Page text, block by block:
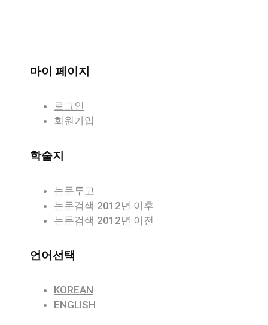
마이 페이지
로그인
회원가입
학술지
논문투고
논문검색 2012년 이후
논문검색 2012년 이전
언어선택
KOREAN
ENGLISH